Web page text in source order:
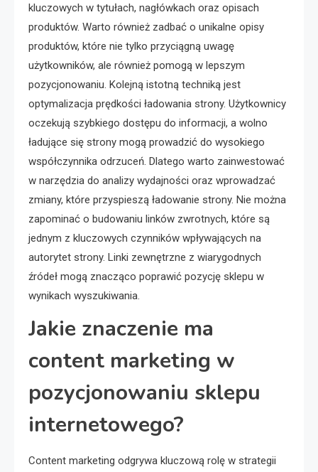
kluczowych w tytułach, nagłówkach oraz opisach
produktów. Warto również zadbać o unikalne opisy
produktów, które nie tylko przyciągną uwagę
użytkowników, ale również pomogą w lepszym
pozycjonowaniu. Kolejną istotną techniką jest
optymalizacja prędkości ładowania strony. Użytkownicy
oczekują szybkiego dostępu do informacji, a wolno
ładujące się strony mogą prowadzić do wysokiego
współczynnika odrzuceń. Dlatego warto zainwestować
w narzędzia do analizy wydajności oraz wprowadzać
zmiany, które przyspieszą ładowanie strony. Nie można
zapominać o budowaniu linków zwrotnych, które są
jednym z kluczowych czynników wpływających na
autorytet strony. Linki zewnętrzne z wiarygodnych
źródeł mogą znacząco poprawić pozycję sklepu w
wynikach wyszukiwania.
Jakie znaczenie ma
content marketing w
pozycjonowaniu sklepu
internetowego?
Content marketing odgrywa kluczową rolę w strategii